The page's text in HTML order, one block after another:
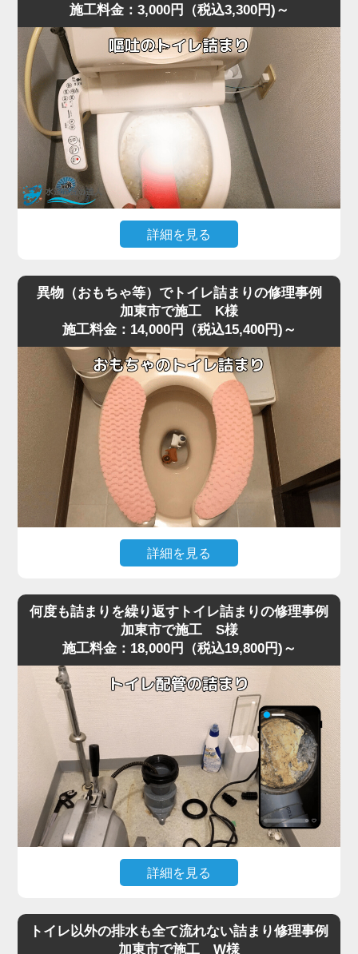
お掃除シートは「流せる」と表記されていても、実際には
水に溶けず、トラブルの原因になりやすいため、便器に流
さずにゴミ箱へ捨てることが一番安全です。
詰まりや水位の異常が出た場合は無理に流さず、早めにご
相談いただくことをおすすめします。
現場で状況を確認すると、便器の内部で猫砂が固まり、排
水路を完全に塞いでいる状態でした。
最近は「流せる」と書かれた猫砂も販売されていますが、
実際には水に触れると急激に膨張したり、塊になったりす
るため、排水経路の奥で詰まりやすく、加東市周辺でも同
様のトラブルが増えています。
特に節水型トイレでは水量が少ないため、砂の一部が奥で
固まると、ラバーカップや薬剤ではまったく効果が出ない
ケースが多いのが特徴です。
今回の現場では、表面的な処置では改善が見込めないた
め、便器を一度取り外して内部の閉塞箇所に直接アクセス
する方法を選択しました。
便器を脱着し、排水路の奥を確認すると、大きく膨れた猫
位置で塞いでいました。
固まりを丁寧に除去し、排水管内部も確認したうえで通水
テストを実施すると、問題なく排水が流れる状態に戻りま
した。
作業後、お客様には「流せると書かれている猫砂でも、実
際には詰まりやすい」「トイレに流さずゴミとして処理す
る方が安全」といった再発防止のポイントをお伝えしまし
猫砂の詰まりは便器内部の奥で固まるケースが多く、便器
脱着が必要になる重度詰まりとして非常に多いトラブルで
施工料金：3,000円（税込3,300円)～
詳細を見る
流したところ水位がみるみる上昇し、まったく流れなくな
ったというご相談がありました。
現場に伺って状況を確認すると、便器の奥で胃内容物と食
べカスが固まり、節水型トイレ特有の弱い排水圧では奥へ
流れきらず、S字奥で完全に滞留している状態でした。
こうした嘔吐物の詰まりは表面では見えず、内部の奥深く
で団子状になって固まるため、ラバーカップではほとんど
動かないことが多いです。
今回のケースは加東市の住宅で、排水管の角度が少し急だ
ったことも影響して詰まりが強固になっていました。
改善には業務用の高圧ポンプを使用し、便器内部の閉塞部
分に向けて圧力を段階的に加えて作業を実施しました。
急激な圧力は逆流を招くため負荷を確認しながら慎重に加
圧すると、数回の作業で固まった嘔吐物が崩れ、排水路の
奥へとスムーズに押し流されて通水が回復しました。
り使用できる状態へ無事復旧。
作業後は、嘔吐物は固まりやすいため一度に流さず、紙や
水で分けながら処理する方法をご案内。
異物（おもちゃ等）でトイレ詰まりの修理事例
加東市で施工 K様
施工料金：14,000円（税込15,400円)～
詳細を見る
を便器に落としてしまい、そのまま気付かず流してしまっ
たことで水位が上がり続け、全く流れなくなったというご
相談がありました。
現場に到着して状況を確認すると、表面上は見えないもの
の、便器内部のカーブした部分で異物がしっかりと引っ掛
かっており、水だけがわずかに抜けていく典型的な異物詰
まりの状態。
こうしたケースは加東市の住宅でもよく見られ、特に節水
型トイレは排水路が細いため、おもちゃ・キャップ・固形
物などが奥で詰まると家庭用の道具では動かせません。
今回は便器内部で異物が強く噛み込み、手前からの作業で
は取り出しが不可能だったため、便器を一度取り外す脱着
作業で対処しました。
便器を慎重に外し、裏側の排水経路を確認すると、小さな
プラスチックのおもちゃが排水管の入口で完全に引っかか
異物を取り除き、排水路の汚れや残留物も清掃したうえで
再度便器を設置し、通水テストを行うと問題なくスムーズ
何度も詰まりを繰り返すトイレ詰まりの修理事例
加東市で施工 S様
施工料金：18,000円（税込19,800円)～
詳細を見る
すというご相談がありました。
現場で便器の状態を確認すると、一時的には流れてもすぐ
トイレ以外の排水も全て流れない詰まり修理事例
加東市で施工 W様